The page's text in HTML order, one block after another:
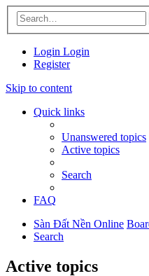
Login Login
Register
Skip to content
Quick links
Unanswered topics
Active topics
Search
FAQ
Sàn Đất Nền Online
Search
Active topics